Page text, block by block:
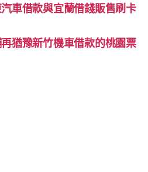
車借款與宜蘭借錢販售刷卡
猶豫新竹機車借款的桃園票